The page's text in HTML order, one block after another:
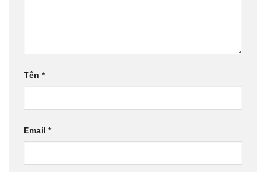
Tên *
Email *